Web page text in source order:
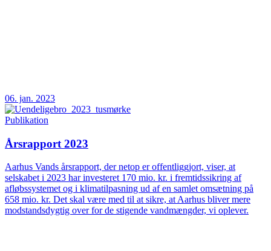
06. jan. 2023
Publikation
Årsrapport 2023
Aarhus Vands årsrapport, der netop er offentliggjort, viser, at
selskabet i 2023 har investeret 170 mio. kr. i fremtidssikring af
afløbssystemet og i klimatilpasning ud af en samlet omsætning på
658 mio. kr. Det skal være med til at sikre, at Aarhus bliver mere
modstandsdygtig over for de stigende vandmængder, vi oplever.